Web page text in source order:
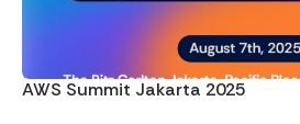
AWS Summit Jakarta 2025